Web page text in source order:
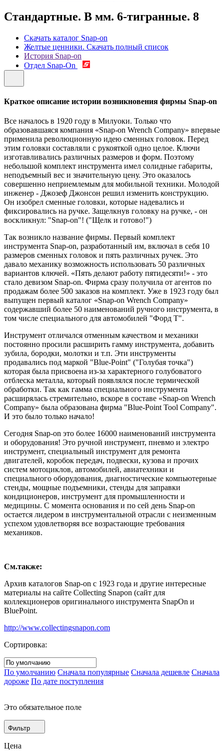
Стандартные. В мм. 6-тигранные. 8
Скачать каталог Snap-on
Желтые ценники. Скачать полный список
История Snap-on
Отдел Snap-On
Краткое описание истории возникновения фирмы Snap-on
Все началось в 1920 году в Милуоки. Только что
образовавшаяся компания «Snap-on Wrench Company» впервые
применила революционную идею сменных головок. Перед
этим головки составляли с рукояткой одно целое. Ключи
изготавливались различных размеров и форм. Поэтому
небольшой комплект инструмента имел солидные габариты,
неподъемный вес и значительную цену. Это оказалось
совершенно неприемлемым для мобильной техники. Молодой
инженер - Джозеф Джонсон решил изменить конструкцию.
Он изобрел сменные головки, которые надевались и
фиксировались на ручке. Защелкнув головку на ручке, - он
воскликнул: "Snap-on"! ("Щелк и готово!")
Так возникло название фирмы. Первый комплект
инструмента Snap-on, разработанный им, включал в себя 10
размеров сменных головок и пять различных ручек. Это
давало механику возможность использовать 50 различных
вариантов ключей. «Пять делают работу пятидесяти!» - это
стало девизом Snap-on. Фирма сразу получила от агентов по
продажам более 500 заказов на комплект. Уже в 1923 году был
выпущен первый каталог «Snap-on Wrench Company»
содержавший более 50 наименований ручного инструмента, в
том числе специального для автомобилей "Форд Т".
Инструмент отличался отменным качеством и механики
постоянно просили расширить гамму инструмента, добавить
зубила, бородки, молотки и т.п. Эти инструменты
продавались под маркой "Blue-Point" ("Голубая точка")
которая была присвоена из-за характерного голубоватого
отблеска металла, который появлялся после термической
обработки. Так как гамма специального инструмента
расширялась стремительно, вскоре в составе «Snap-on Wrench
Company» была образована фирма "Blue-Point Tool Company".
И это было только начало!
Сегодня Snap-on это более 16000 наименований инструмента
и оборудования! Это ручной инструмент, пневмо и электро
инструмент, специальный инструмент для ремонта
двигателей, коробок передач, подвески, кузова и прочих
систем мотоциклов, автомобилей, авиатехники и
специального оборудования, диагностические компьютерные
стенды, мощные подъемники, стенды для заправки
кондиционеров, инструмент для промышленности и
медицины. С момента основания и по сей день Snap-on
остается лидером в инструментальной отрасли с неизменным
успехом удовлетворяя все возрастающие требования
механиков.
См.также:
Архив каталогов Snap-on с 1923 года и другие интересные
материалы на сайте Collecting Snapon (сайт для
коллекционеров оригинального инструмента SnapOn и
BluePoint.
http://www.collectingsnapon.com
Сортировка:
По умолчанию Сначала популярные Сначала дешевле Сначала
дороже По дате поступления
Это обязательное поле
Фильтр
Цена